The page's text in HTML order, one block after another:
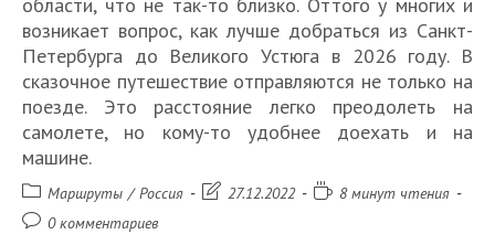
возникает вопрос, как лучше добраться из Санкт-
Петербурга до Великого Устюга в 2026 году. В
сказочное путешествие отправляются не только на
поезде. Это расстояние легко преодолеть на
самолете, но кому-то удобнее доехать и на
машине.
Рубрика
записи:
Маршруты / Россия
Запись27.12.2022
Время8 минут чтения
Комментарии
0 комментариев